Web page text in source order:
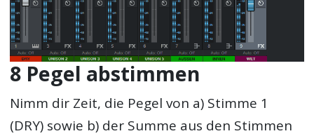
8 Pegel abstimmen
Nimm dir Zeit, die Pegel von a) Stimme 1
(DRY) sowie b) der Summe aus den Stimmen